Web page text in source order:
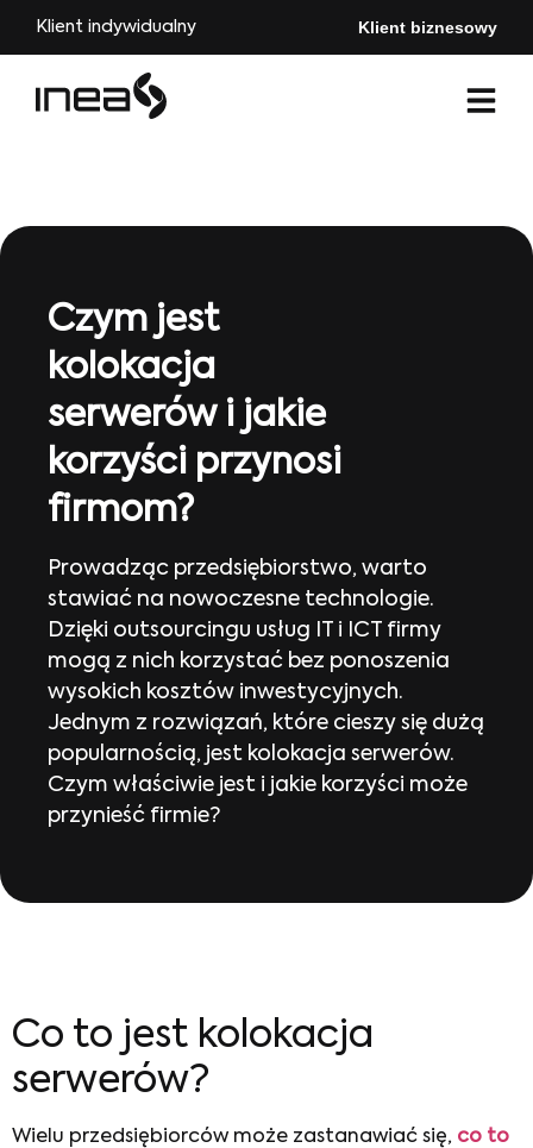
Klient indywidualny Klient biznesowy
Czym jest
kolokacja
serwerów i jakie
korzyści przynosi
firmom?
Prowadząc przedsiębiorstwo, warto
stawiać na nowoczesne technologie.
Dzięki outsourcingu usług IT i ICT firmy
mogą z nich korzystać bez ponoszenia
wysokich kosztów inwestycyjnych.
Jednym z rozwiązań, które cieszy się dużą
popularnością, jest kolokacja serwerów.
Czym właściwie jest i jakie korzyści może
przynieść firmie?
Co to jest kolokacja
serwerów?
Wielu przedsiębiorców może zastanawiać się, co to